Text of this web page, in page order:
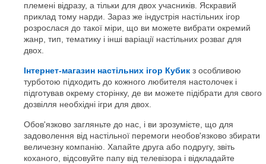
племені відразу, а тільки для двох учасників. Яскравий
приклад тому нарди. Зараз же індустрія настільних ігор
розрослася до такої міри, що ви можете вибрати окремий
жанр, тип, тематику і інші варіації настільних розваг для
двох.
Інтернет-магазин настільних ігор Кубик з особливою
турботою підходить до кожного любителя настолочек і
підготував окрему сторінку, де ви можете підібрати для свого
дозвілля необхідні ігри для двох.
Обов'язково загляньте до нас, і ви зрозумієте, що для
задоволення від настільної перемоги необов'язково збирати
величезну компанію. Хапайте друга або подругу, звіть
коханого, відсовуйте папу від телевізора і відкладайте